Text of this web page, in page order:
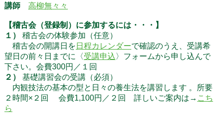
講師 高柳無々々
【稽古会（登録制）に参加するには・・・】
１） 稽古会の体験参加（任意）
稽古会の開講日を 日程カレンダーで確認のうえ、受講希
望日の前々日までに〈受講申込〉フォームから申し込んで
下さい。会費300円 ／１回
２） 基礎講習会の受講（必須）
内観技法の基本の型と日々の養生法を講習します 。所要
２時間×２回 会費1,100円／２回 詳しいご案内は→ こち
ら